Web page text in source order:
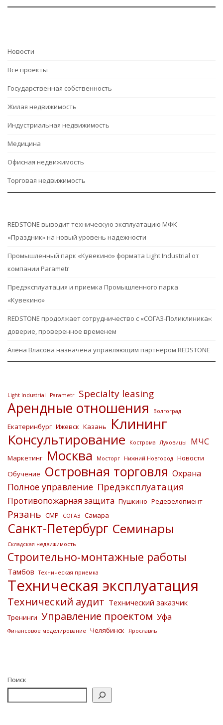
Hовости
Все проекты
Государственная собственность
Жилая недвижимость
Индустриальная недвижимость
Медицина
Офисная недвижимость
Торговая недвижимость
REDSTONE выводит техническую эксплуатацию МФК
«Праздник» на новый уровень надежности
Промышленный парк «Кувекино» формата Light Industrial от
компании Parametr
Предэксплуатация и приемка Промышленного парка
«Кувекино»
REDSTONE продолжает сотрудничество с «СОГАЗ-Поликлиника»:
доверие, проверенное временем
Алёна Власова назначена управляющим партнером REDSTONE
Light Industrial Parametr Specialty leasing
Арендные отношения Волгоград
Екатеринбург Ижевск Казань Клининг
Консультирование Кострома Луховицы МЧС
Маркетинг Москва Мосторг Нижний Новгород Новости
Обучение
Островная торговля Охрана
Полное управление Предэксплуатация
Противопожарная защита Пушкино Редевелопмент
Рязань СМР СОГАЗ Самара
Санкт-Петербург Семинары
Складская недвижимость
Строительно-монтажные работы
Тамбов Техническая приемка
Техническая эксплуатация
Технический аудит Технический заказчик
Тренинги Управление проектом Уфа
Финансовое моделирование Челябинск Ярославль
Поиск